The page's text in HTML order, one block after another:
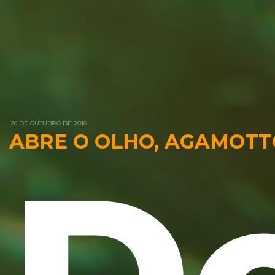
26 DE OUTUBRO DE 2016
ABRE O OLHO,